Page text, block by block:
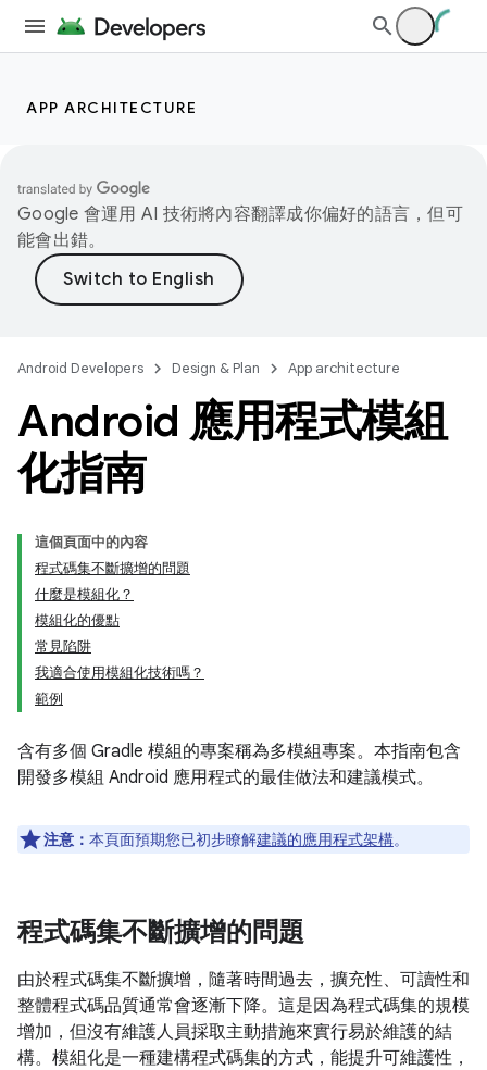
APP ARCHITECTURE
Google 會運用 AI 技術將內容翻譯成你偏好的語言，但可
能會出錯。
Android Developers Design & Plan App architecture
Android 應用程式模組
化指南
這個頁面中的內容
程式碼集不斷擴增的問題
什麼是模組化？
模組化的優點
常見陷阱
我適合使用模組化技術嗎？
範例
含有多個 Gradle 模組的專案稱為多模組專案。本指南包含
開發多模組 Android 應用程式的最佳做法和建議模式。
注意： 本頁面預期您已初步瞭解建議的應用程式架構。
程式碼集不斷擴增的問題
由於程式碼集不斷擴增，隨著時間過去，擴充性、可讀性和
整體程式碼品質通常會逐漸下降。這是因為程式碼集的規模
增加，但沒有維護人員採取主動措施來實行易於維護的結
構。模組化是一種建構程式碼集的方式，能提升可維護性，